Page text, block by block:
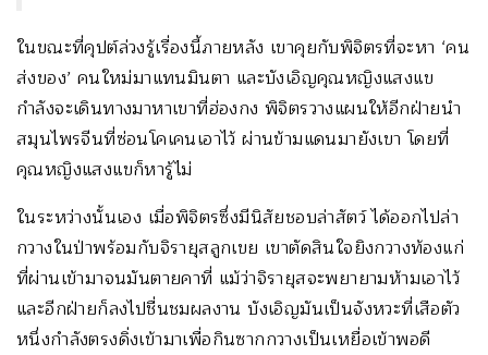
ในขณะที่คุปต์ล่วงรู้เรื่องนี้ภายหลัง เขาคุยกับพิจิตรที่จะหา ‘คน
ส่งของ’ คนใหม่มาแทนมินตา และบังเอิญคุณหญิงแสงแข
กำลังจะเดินทางมาหาเขาที่ฮ่องกง พิจิตรวางแผนให้อีกฝ่ายนำ
สมุนไพรจีนที่ซ่อนโคเคนเอาไว้ ผ่านข้ามแดนมายังเขา โดยที่
คุณหญิงแสงแขก็หารู้ไม่
ในระหว่างนั้นเอง เมื่อพิจิตรซึ่งมีนิสัยชอบล่าสัตว์ ได้ออกไปล่า
กวางในป่าพร้อมกับจิรายุสลูกเขย เขาตัดสินใจยิงกวางท้องแก่
ที่ผ่านเข้ามาจนมันตายคาที่ แม้ว่าจิรายุสจะพยายามห้ามเอาไว้
และอีกฝ่ายก็ลงไปชื่นชมผลงาน บังเอิญมันเป็นจังหวะที่เสือตัว
หนึ่งกำลังตรงดิ่งเข้ามาเพื่อกินซากกวางเป็นเหยื่อเข้าพอดี